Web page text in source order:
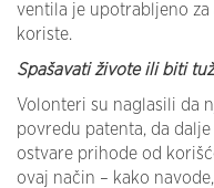
ventila je upotrabljeno
koriste.
Spašavati živote ili biti
Volonteri su naglasili da
povredu patenta, da
ostvare prihode od
ovaj način – kako